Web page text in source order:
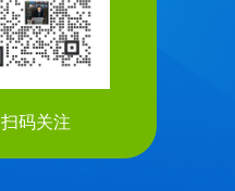
扫码关注